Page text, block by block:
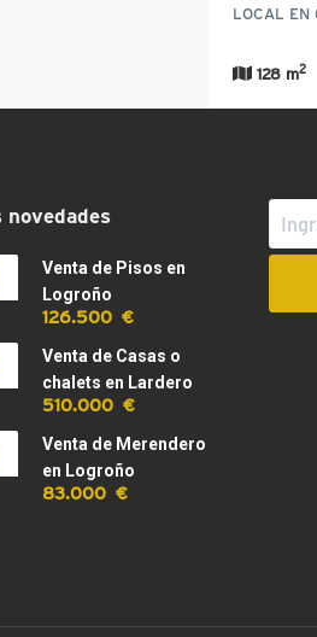
LOCAL EN
128 m2
Venta de Pisos en
Logroño
126.500 €
Venta de Casas o
chalets en Lardero
510.000 €
Venta de Merendero
en Logroño
83.000 €